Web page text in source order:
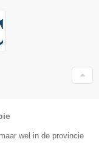
wel in de provincie